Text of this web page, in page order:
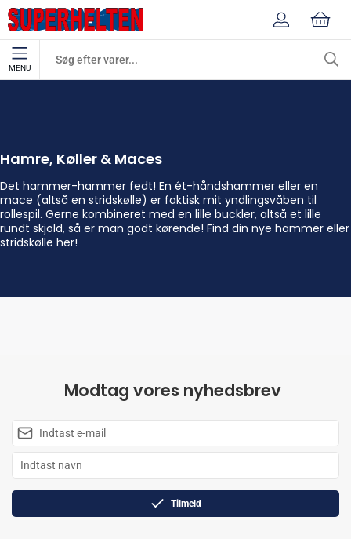
MENU
Hamre, Køller & Maces
Det hammer-hammer fedt! En ét-håndshammer eller en
mace (altså en stridskølle) er faktisk mit yndlingsvåben til
rollespil. Gerne kombineret med en lille buckler, altså et lille
rundt skjold, så er man godt kørende! Find din nye hammer eller
stridskølle her!
Modtag vores nyhedsbrev
Tilmeld